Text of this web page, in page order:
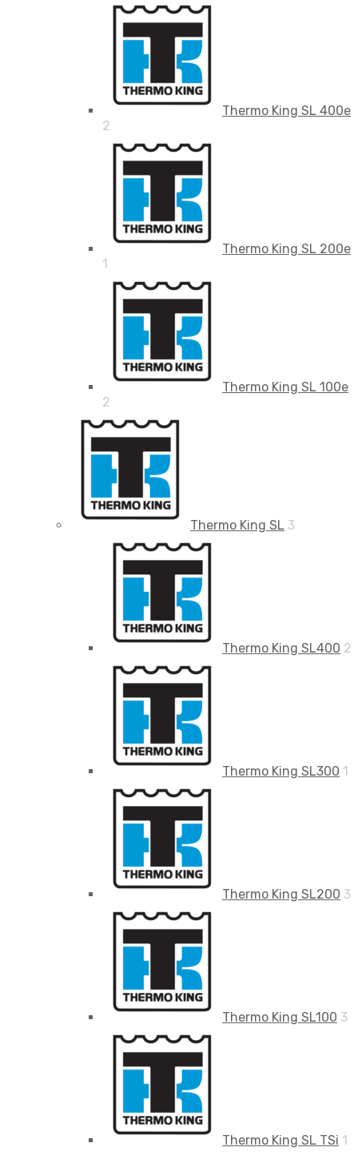
Thermo King SL 400e
2
Thermo King SL 200e
1
Thermo King SL 100e
2
Thermo King SL 3
Thermo King SL400 2
Thermo King SL300 1
Thermo King SL200 3
Thermo King SL100 3
Thermo King SL TSi 1